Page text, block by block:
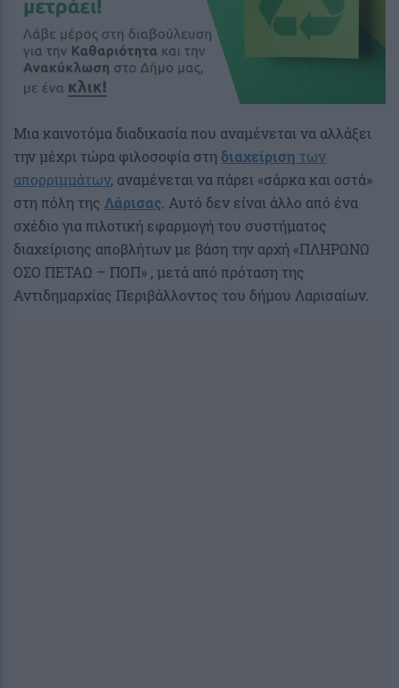
Μια καινοτόμα διαδικασία που αναμένεται να αλλάξει
την μέχρι τώρα φιλοσοφία στη διαχείριση των
απορριμμάτων, αναμένεται να πάρει «σάρκα και οστά»
στη πόλη της Λάρισας. Αυτό δεν είναι άλλο από ένα
σχέδιο για πιλοτική εφαρμογή του συστήματος
διαχείρισης αποβλήτων με βάση την αρχή «ΠΛΗΡΩΝΩ
ΟΣΟ ΠΕΤΑΩ – ΠΟΠ» , μετά από πρόταση της
Αντιδημαρχίας Περιβάλλοντος του δήμου Λαρισαίων.